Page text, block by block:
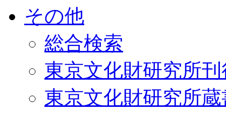
その他
総合検索
東京文化財研究所
東京文化財研究所